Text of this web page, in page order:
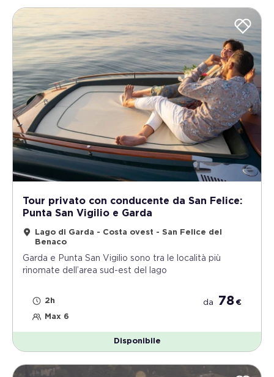
Tour privato con conducente da San Felice:
Punta San Vigilio e Garda
Lago di Garda - Costa ovest - San Felice del
Benaco
Garda e Punta San Vigilio sono tra le località più
rinomate dell’area sud-est del lago
2h
Max 6
da 78 €
Disponibile